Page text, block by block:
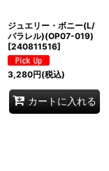
ジュエリー・ボニー(L/
パラレル)(OP07-019)
[240811516]
3,280円(税込)
カートに入れる